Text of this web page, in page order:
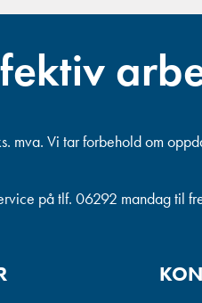
mva. Vi tar forbehold om
på tlf. 06292 mandag til